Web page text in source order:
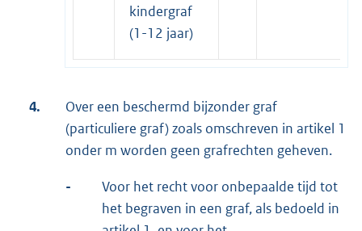
kindergraf
(1-12 jaar)
4.
Over een beschermd bijzonder graf
(particuliere graf) zoals omschreven in artikel 1
onder m worden geen grafrechten geheven.
-
Voor het recht voor onbepaalde tijd tot
het begraven in een graf, als bedoeld in